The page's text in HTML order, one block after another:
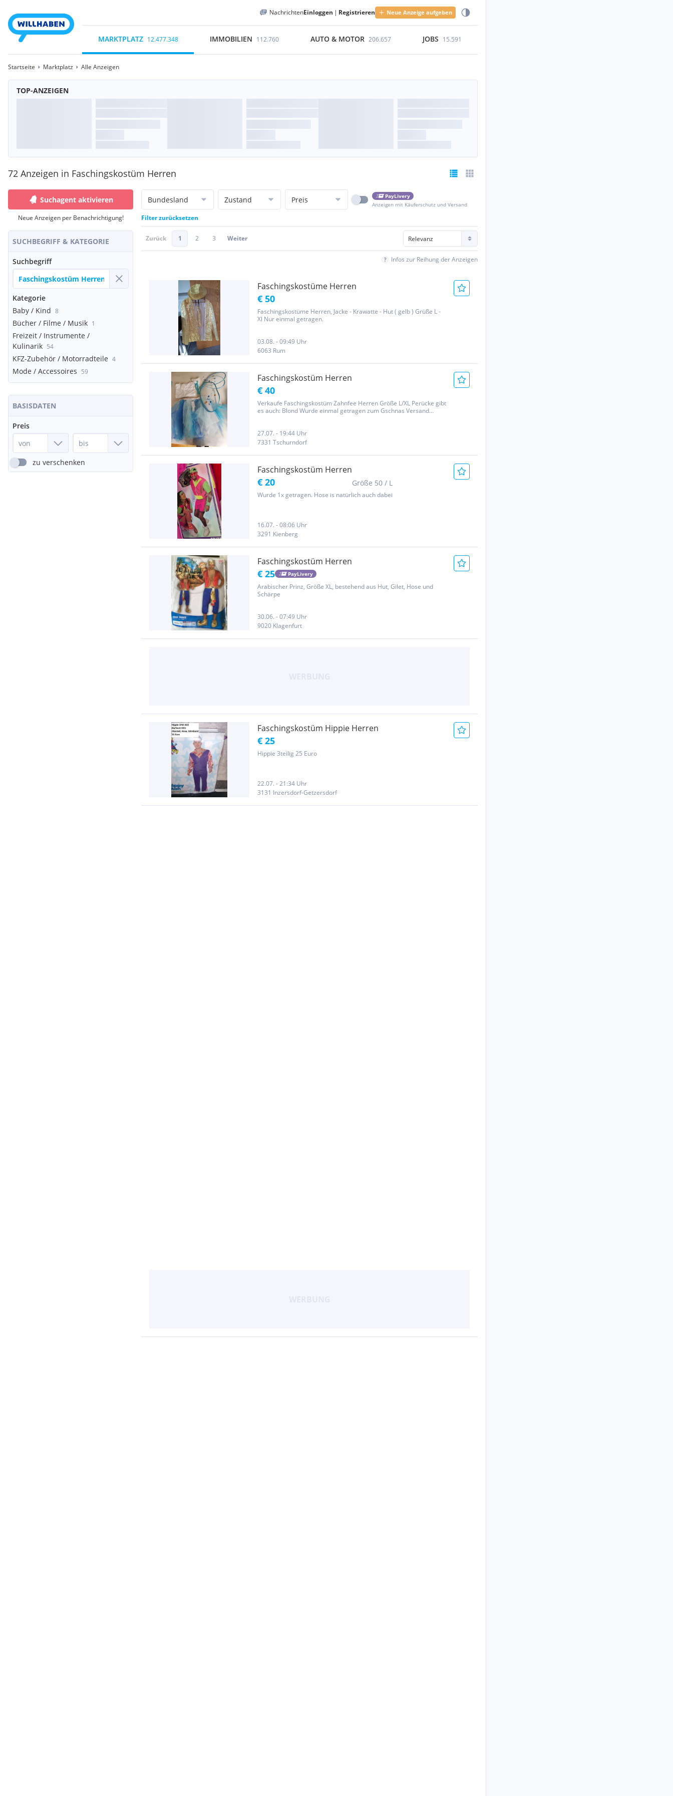
NachrichtenEinloggen | Registrieren Neue Anzeige aufgeben
MARKTPLATZ 12.477.348 IMMOBILIEN 112.760 AUTO & MOTOR 206.657 JOBS 15.591
Startseite Marktplatz Alle Anzeigen
TOP-ANZEIGEN
72 Anzeigen in Faschingskostüm Herren
Suchagent aktivieren
Neue Anzeigen per Benachrichtigung!
SUCHBEGRIFF & KATEGORIE
Suchbegriff
Kategorie
Baby / Kind 8
Bücher / Filme / Musik 1
Freizeit / Instrumente /
Kulinarik 54
KFZ-Zubehör / Motorradteile 4
Mode / Accessoires 59
BASISDATEN
Preis
zu verschenken
Bundesland Zustand Preis
PayLivery
Anzeigen mit Käuferschutz und Versand
Filter zurücksetzen
Zurück 1 2 3 Weiter
Infos zur Reihung der Anzeigen
Faschingskostüme Herren
€ 50
Faschingskostüme Herren, Jacke - Krawatte - Hut ( gelb ) Grüße L -
Xl Nur einmal getragen.
03.08. - 09:49 Uhr
6063 Rum
Faschingskostüm Herren
€ 40
Verkaufe Faschingskostüm Zahnfee Herren Größe L/XL Perücke gibt
es auch: Blond Wurde einmal getragen zum Gschnas Versand
27.07. - 19:44 Uhr
7331 Tschurndorf
Faschingskostüm Herren
€ 20 Größe 50 / L
Wurde 1x getragen. Hose is natürlich auch dabei
16.07. - 08:06 Uhr
3291 Kienberg
Faschingskostüm Herren
€ 25 PayLivery
Arabischer Prinz, Größe XL, bestehend aus Hut, Gilet, Hose und
Schärpe
30.06. - 07:49 Uhr
9020 Klagenfurt
Faschingskostüm Hippie Herren
€ 25
Hippie 3teilig 25 Euro
22.07. - 21:34 Uhr
3131 Inzersdorf-Getzersdorf